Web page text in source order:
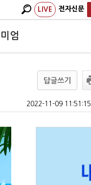
LIVE 전자신문
엄
답글쓰기
2022-11-09 11:51:15